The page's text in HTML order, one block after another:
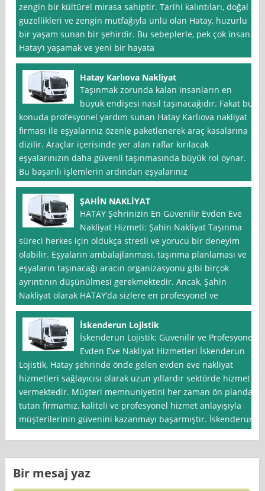
zengin bir kültürel mirasa sahiptir. Tarihi kalıntıları, doğal
güzellikleri ve zengin mutfağıyla ünlü olan Hatay, huzurlu
bir yaşam sunan bir şehirdir. Bu sebeplerle, pek çok insan
Hatay’ı yaşamak ve yeni bir hayata
Hatay Karlıova Nakliyat
Taşınmak zorunda kalan insanların en
büyük endişesi nasıl taşınacağıdır. Fakat bu
konuda profesyonel yardım sunan Hatay Karlıova nakliyat
firması ile eşyalarınız özenle paketlenerek araç kasalarına
dizilir. Araçlar içerisinde yer alan raflar kırılacak
eşyalarınızın daha güvenli taşınmasında büyük rol oynar.
Bu başarılı işlemlerin ardından eşyalarınız
ŞAHİN NAKLİYAT
HATAY Şehrinizin En Güvenilir Evden Eve
Nakliyat Hizmeti: Şahin Nakliyat Taşınma
süreci herkes için oldukça stresli ve yorucu bir deneyim
olabilir. Eşyaların ambalajlanması, taşınma planlaması ve
eşyaların taşınacağı aracın organizasyonu gibi birçok
ayrıntının düşünülmesi gerekmektedir. Ancak, Şahin
Nakliyat olarak HATAY’da sizlere en profesyonel ve
İskenderun Lojistik
İskenderun Lojistik: Güvenilir ve Profesyonel
Evden Eve Nakliyat Hizmetleri İskenderun
Lojistik, Hatay şehrinde önde gelen evden eve nakliyat
hizmetleri sağlayıcısı olarak uzun yıllardır sektörde hizmet
vermektedir. Müşteri memnuniyetini her zaman ön planda
tutan firmamız, kaliteli ve profesyonel hizmet anlayışıyla
müşterilerinin güvenini kazanmayı başarmıştır. İskenderun
Bir mesaj yaz